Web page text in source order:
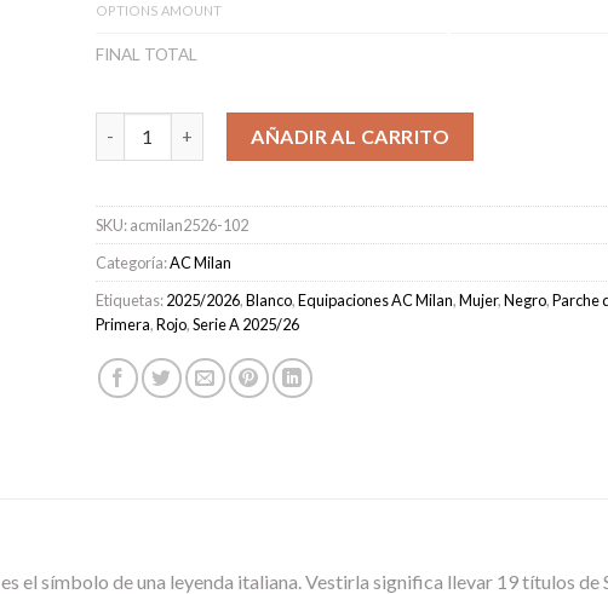
OPTIONS AMOUNT
FINAL TOTAL
Camiseta AC Milan Primera Equipación Mujer 2025/2026
AÑADIR AL CARRITO
SKU:acmilan2526-102
Categoría:AC Milan
Etiquetas:2025/2026,Blanco,Equipaciones AC Milan,Mujer,Negro,Parche
Primera,Rojo,Serie A 2025/26
es el símbolo de una leyenda italiana. Vestirla significa llevar 19 títulos de